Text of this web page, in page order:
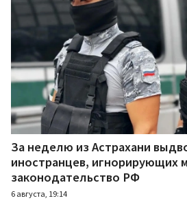
За неделю из Астрахани
иностранцев, игнорирующих
законодательство РФ
6 августа, 19:14